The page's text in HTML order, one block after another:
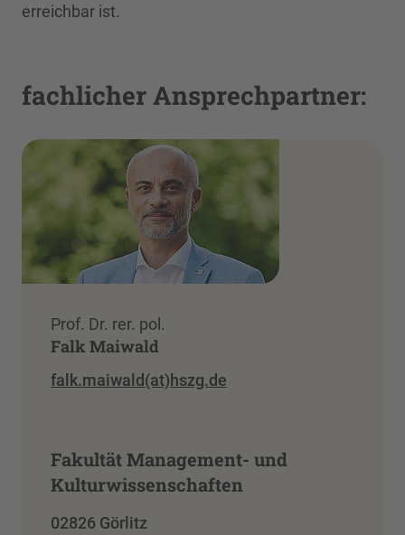
erreichbar ist.
fachlicher Ansprechpartner:
Prof. Dr. rer. pol.
Falk Maiwald
falk.maiwald(at)hszg.de
Fakultät Management- und
Kulturwissenschaften
02826 Görlitz